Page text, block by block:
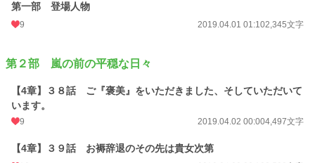
第一部 登場人物
9 2019.04.01 01:102,345文字
第２部 嵐の前の平穏な日々
【4章】３８話 ご『褒美』をいただきました、そしていただいて
います。
9 2019.04.02 00:004,497文字
【4章】３９話 お褥辞退のその先は貴女次第